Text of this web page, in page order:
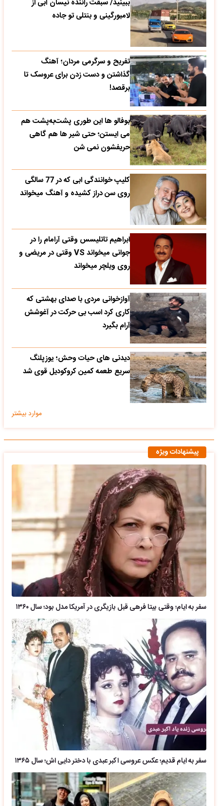
ببینید/ سبقت راننده نیسان آبی از
لامبورگینی و بنتلی تو جاده
تفریح و سرگرمی مردان؛ آهنگ
گذاشتن و دست زدن برای عروسک تا
برقصد!
بوفالو ها این‌ طوری پشت‌به‌پشت هم
می‌ ایستن؛ حتی شیر ها هم گاهی
حریفشون نمی‌ شن
کلیپ خوانندگی ابی که در 77 سالگی
روی سن دراز کشیده و آهنگ میخواند
ابراهیم تاتلیسس وقتی آرامام را در
جوانی میخواند VS وقتی در مریضی و
روی ویلچر میخواند
آوازخوانی مردی با صدای بهشتی که
کاری کرد اسب بی حرکت در آغوشش
آرام بگیرد
دیدنی های حیات وحش؛ یوزپلنگ
سریع طعمه کمین کروکودیل قوی شد
موارد بیشتر
پیشنهادات ویژه
سفر به ایام؛ وقتی بیتا فرهی قبل بازیگری در آمریکا مدل بود؛ سال ۱۳۶۰
سفر به ایام قدیم؛ عکس عروسی اکبر عبدی با دختر دایی اش؛ سال ۱۳۶۵